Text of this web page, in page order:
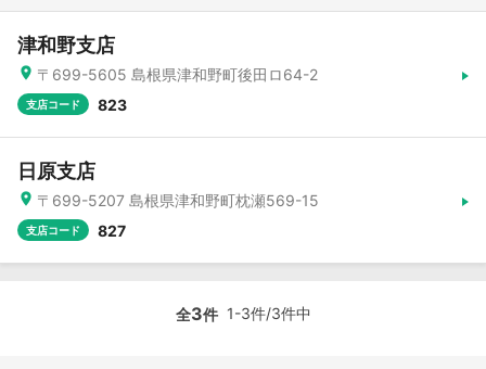
津和野支店
〒699-5605 島根県津和野町後田ロ64-2
支店コード 823
日原支店
〒699-5207 島根県津和野町枕瀬569-15
支店コード 827
全3件 1-3件/3件中